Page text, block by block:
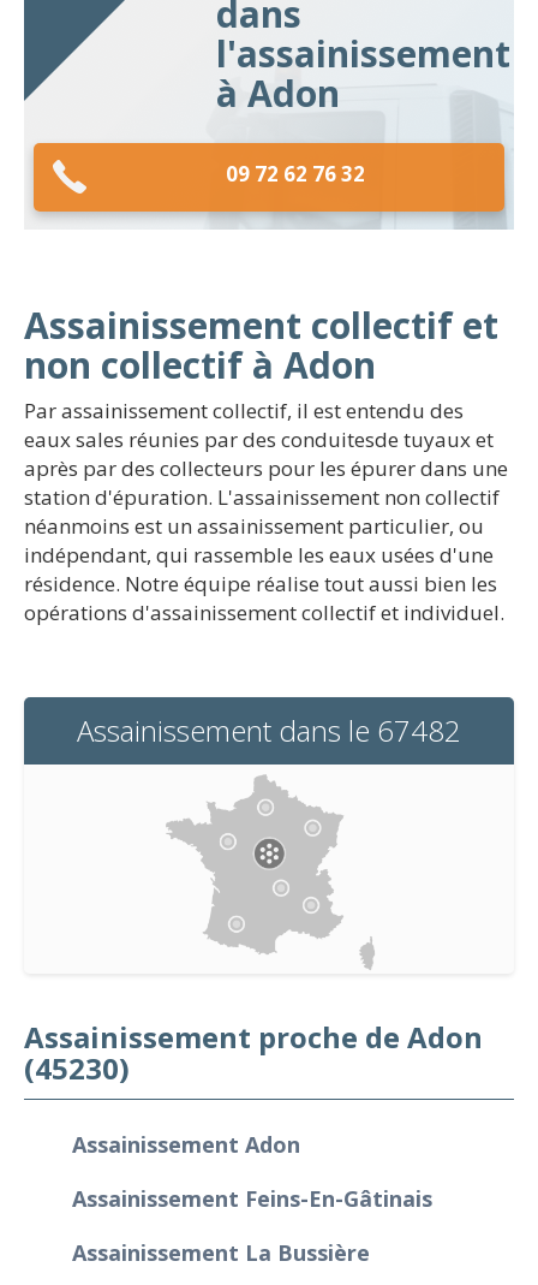
dans
l'assainissement
à Adon
09 72 62 76 32
Assainissement collectif et
non collectif à Adon
Par assainissement collectif, il est entendu des
eaux sales réunies par des conduitesde tuyaux et
après par des collecteurs pour les épurer dans une
station d'épuration. L'assainissement non collectif
néanmoins est un assainissement particulier, ou
indépendant, qui rassemble les eaux usées d'une
résidence. Notre équipe réalise tout aussi bien les
opérations d'assainissement collectif et individuel.
Assainissement dans le 67482
Assainissement proche de Adon
(45230)
Assainissement Adon
Assainissement Feins-En-Gâtinais
Assainissement La Bussière